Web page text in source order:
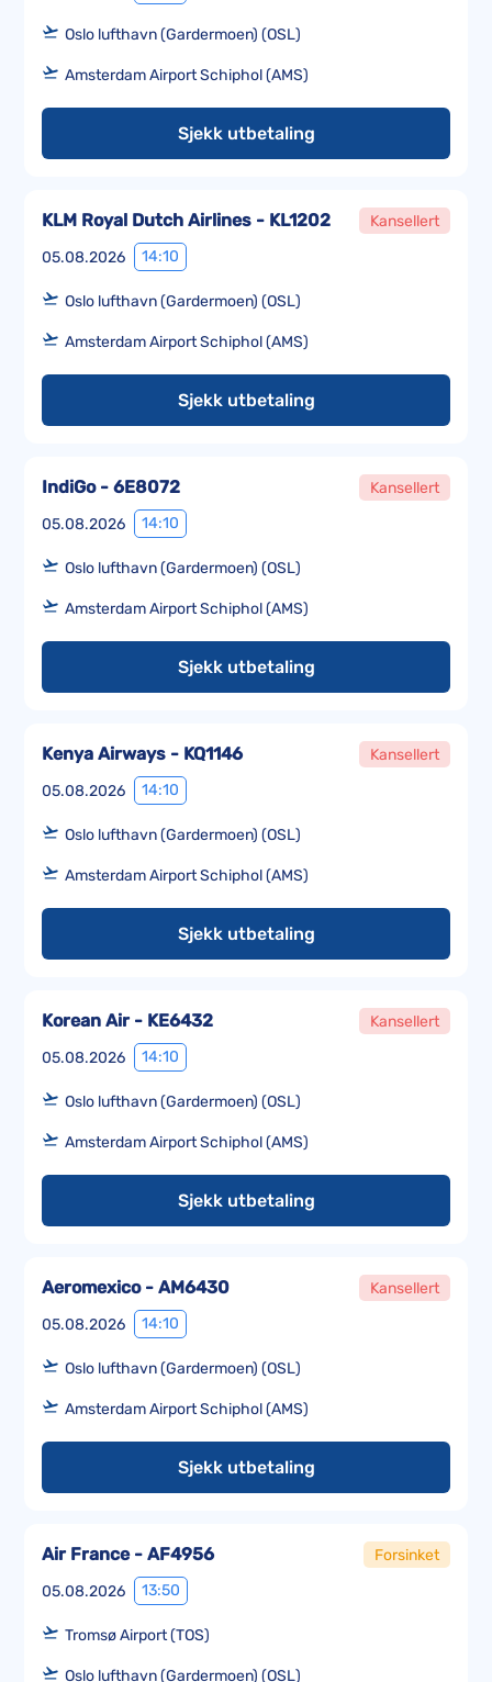
Oslo lufthavn (Gardermoen) (OSL)
Amsterdam Airport Schiphol (AMS)
Sjekk utbetaling
05.08.2026 14:10
KLM Royal Dutch Airlines - KL1202 Kansellert
Oslo lufthavn (Gardermoen) (OSL)
Amsterdam Airport Schiphol (AMS)
Sjekk utbetaling
05.08.2026 14:10
IndiGo - 6E8072 Kansellert
Oslo lufthavn (Gardermoen) (OSL)
Amsterdam Airport Schiphol (AMS)
Sjekk utbetaling
05.08.2026 14:10
Kenya Airways - KQ1146 Kansellert
Oslo lufthavn (Gardermoen) (OSL)
Amsterdam Airport Schiphol (AMS)
Sjekk utbetaling
05.08.2026 14:10
Korean Air - KE6432 Kansellert
Oslo lufthavn (Gardermoen) (OSL)
Amsterdam Airport Schiphol (AMS)
Sjekk utbetaling
05.08.2026 14:10
Aeromexico - AM6430 Kansellert
Oslo lufthavn (Gardermoen) (OSL)
Amsterdam Airport Schiphol (AMS)
Sjekk utbetaling
05.08.2026 13:50
Air France - AF4956 Forsinket
Tromsø Airport (TOS)
Oslo lufthavn (Gardermoen) (OSL)